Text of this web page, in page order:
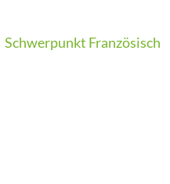
Schwerpunkt Französisch